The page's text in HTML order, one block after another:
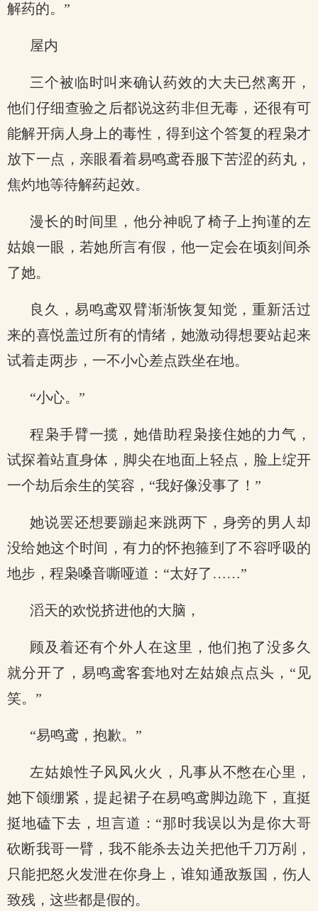
解药的。”
屋内
三个被临时叫来确认药效的大夫已然离开，
他们仔细查验之后都说这药非但无毒，还很有可
能解开病人身上的毒性，得到这个答复的程枭才
放下一点，亲眼看着易鸣鸢吞服下苦涩的药丸，
焦灼地等待解药起效。
漫长的时间里，他分神睨了椅子上拘谨的左
姑娘一眼，若她所言有假，他一定会在顷刻间杀
了她。
良久，易鸣鸢双臂渐渐恢复知觉，重新活过
来的喜悦盖过所有的情绪，她激动得想要站起来
试着走两步，一不小心差点跌坐在地。
“小心。”
程枭手臂一揽，她借助程枭接住她的力气，
试探着站直身体，脚尖在地面上轻点，脸上绽开
一个劫后余生的笑容，“我好像没事了！”
她说罢还想要蹦起来跳两下，身旁的男人却
没给她这个时间，有力的怀抱箍到了不容呼吸的
地步，程枭嗓音嘶哑道：“太好了……”
滔天的欢悦挤进他的大脑，
顾及着还有个外人在这里，他们抱了没多久
就分开了，易鸣鸢客套地对左姑娘点点头，“见
笑。”
“易鸣鸢，抱歉。”
左姑娘性子风风火火，凡事从不憋在心里，
她下颌绷紧，提起裙子在易鸣鸢脚边跪下，直挺
挺地磕下去，坦言道：“那时我误以为是你大哥
砍断我哥一臂，我不能杀去边关把他千刀万剐，
只能把怒火发泄在你身上，谁知通敌叛国，伤人
致残，这些都是假的。